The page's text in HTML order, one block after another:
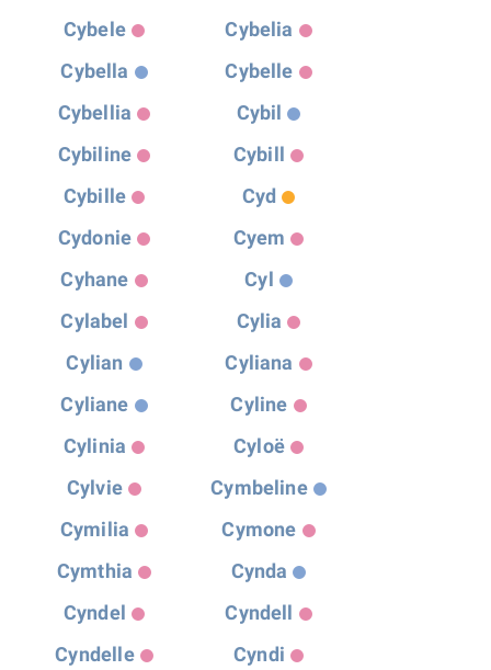
Cybele
Cybelia
Cybella
Cybelle
Cybellia
Cybil
Cybiline
Cybill
Cybille
Cyd
Cydonie
Cyem
Cyhane
Cyl
Cylabel
Cylia
Cylian
Cyliana
Cyliane
Cyline
Cylinia
Cyloë
Cylvie
Cymbeline
Cymilia
Cymone
Cymthia
Cynda
Cyndel
Cyndell
Cyndelle
Cyndi